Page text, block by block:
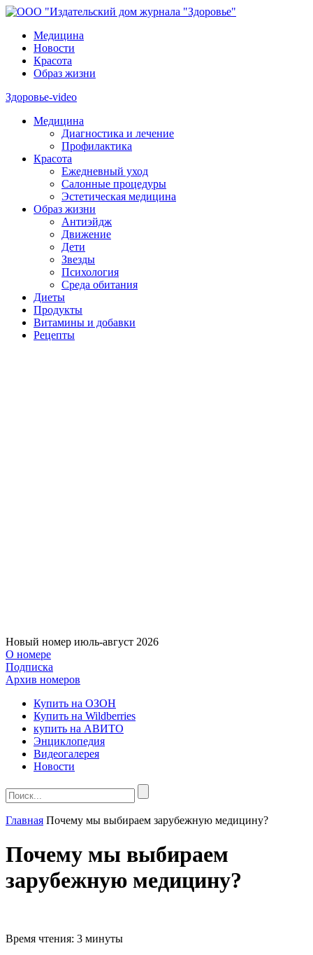
Медицина
Новости
Красота
Образ жизни
Здоровье-video
Медицина
Диагностика и лечение
Профилактика
Красота
Ежедневный уход
Салонные процедуры
Эстетическая медицина
Образ жизни
Антиэйдж
Движение
Дети
Звезды
Психология
Среда обитания
Диеты
Продукты
Витамины и добавки
Рецепты
Новый номер июль-август 2026
О номере
Подписка
Архив номеров
Купить на ОЗОН
Купить на Wildberries
купить на АВИТО
Энциклопедия
Видеогалерея
Новости
Главная Почему мы выбираем зарубежную медицину?
Почему мы выбираем
зарубежную медицину?
Время чтения: 3 минуты